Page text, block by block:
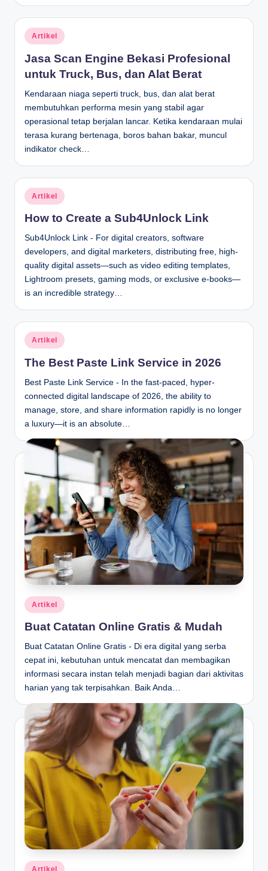
Posted
in
Artikel
Jasa Scan Engine Bekasi Profesional
untuk Truck, Bus, dan Alat Berat
Kendaraan niaga seperti truck, bus, dan alat berat
membutuhkan performa mesin yang stabil agar
operasional tetap berjalan lancar. Ketika kendaraan mulai
terasa kurang bertenaga, boros bahan bakar, muncul
indikator check…
Posted
in
Artikel
How to Create a Sub4Unlock Link
Sub4Unlock Link - For digital creators, software
developers, and digital marketers, distributing free, high-
quality digital assets—such as video editing templates,
Lightroom presets, gaming mods, or exclusive e-books—
is an incredible strategy…
Posted
in
Artikel
The Best Paste Link Service in 2026
Best Paste Link Service - In the fast-paced, hyper-
connected digital landscape of 2026, the ability to
manage, store, and share information rapidly is no longer
a luxury—it is an absolute…
Posted
in
Artikel
Buat Catatan Online Gratis & Mudah
Buat Catatan Online Gratis - Di era digital yang serba
cepat ini, kebutuhan untuk mencatat dan membagikan
informasi secara instan telah menjadi bagian dari aktivitas
harian yang tak terpisahkan. Baik Anda…
Posted
Artikel